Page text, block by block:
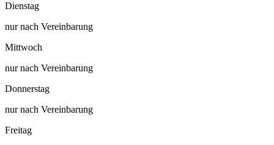
Dienstag
nur nach Vereinbarung
Mittwoch
nur nach Vereinbarung
Donnerstag
nur nach Vereinbarung
Freitag